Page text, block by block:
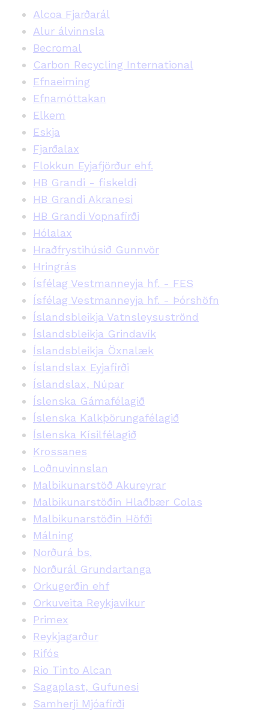
Alcoa Fjarðarál
Alur álvinnsla
Becromal
Carbon Recycling International
Efnaeiming
Efnamóttakan
Elkem
Eskja
Fjarðalax
Flokkun Eyjafjörður ehf.
HB Grandi - fiskeldi
HB Grandi Akranesi
HB Grandi Vopnafirði
Hólalax
Hraðfrystihúsið Gunnvör
Hringrás
Ísfélag Vestmanneyja hf. - FES
Ísfélag Vestmanneyja hf. - Þórshöfn
Íslandsbleikja Vatnsleysuströnd
Íslandsbleikja Grindavík
Íslandsbleikja Öxnalæk
Íslandslax Eyjafirði
Íslandslax, Núpar
Íslenska Gámafélagið
Íslenska Kalkþörungafélagið
Íslenska Kísilfélagið
Krossanes
Loðnuvinnslan
Malbikunarstöð Akureyrar
Malbikunarstöðin Hlaðbær Colas
Malbikunarstöðin Höfði
Málning
Norðurá bs.
Norðurál Grundartanga
Orkugerðin ehf
Orkuveita Reykjavíkur
Primex
Reykjagarður
Rifós
Rio Tinto Alcan
Sagaplast, Gufunesi
Samherji Mjóafirði